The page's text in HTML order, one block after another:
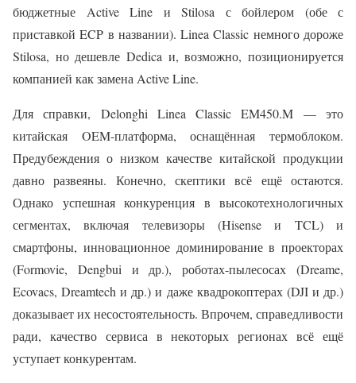
бюджетные Active Line и Stilosa с бойлером (обе с
приставкой ECP в названии). Linea Classic немного дороже
Stilosa, но дешевле Dedica и, возможно, позиционируется
компанией как замена Active Line.
Для справки, Delonghi Linea Classic EM450.M — это
китайская OEM-платформа, оснащённая термоблоком.
Предубеждения о низком качестве китайской продукции
давно развеяны. Конечно, скептики всё ещё остаются.
Однако успешная конкуренция в высокотехнологичных
сегментах, включая телевизоры (Hisense и TCL) и
смартфоны, инновационное доминирование в проекторах
(Formovie, Dengbui и др.), роботах-пылесосах (Dreame,
Ecovacs, Dreamtech и др.) и даже квадрокоптерах (DJI и др.)
доказывает их несостоятельность. Впрочем, справедливости
ради, качество сервиса в некоторых регионах всё ещё
уступает конкурентам.